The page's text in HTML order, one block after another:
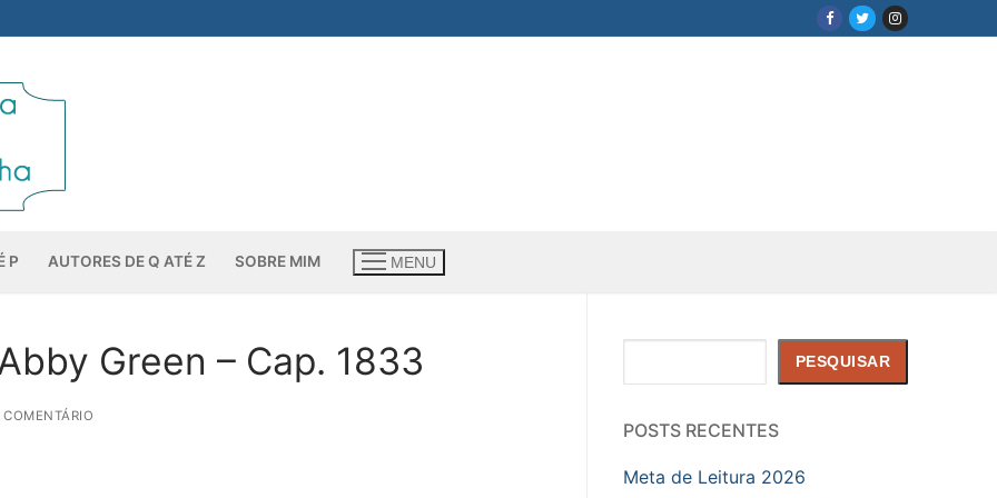
P AUTORES DE Q ATÉ Z SOBRE MIM MENU
Green – Cap. 1833 PESQUISAR
POSTS RECENTES
Meta de Leitura 2026